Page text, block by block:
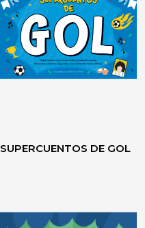
GIMNASIA MENTAL:
JUEGOS DE LÓGICA
DIDÁCTICAS
SUPERCUENTOS DE GOL